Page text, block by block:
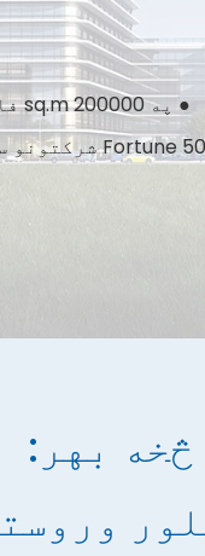
● په 200000 sq.m فابریکه په 2023 کې د چین په هانګزو کې پرانستل شوه.
بهر: